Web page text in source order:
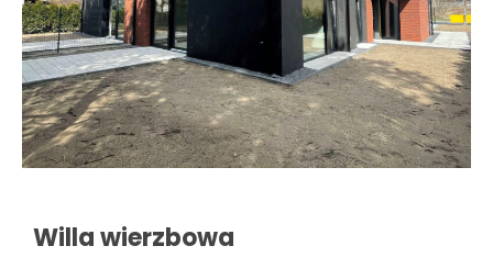
Willa wierzbowa